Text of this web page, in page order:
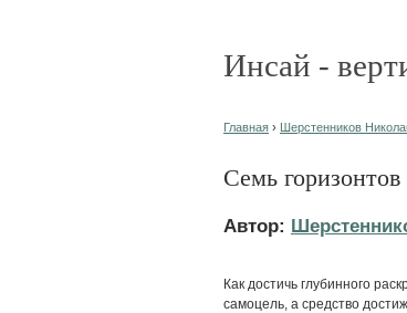
Инсай -
Главная › Шерстенников
Семь
Автор:
Как достичь глубинного
самоцель, а средство